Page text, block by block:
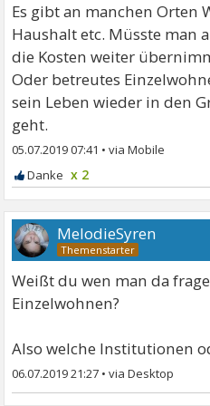
Es gibt an manchen Orten
Haushalt etc. Müsste man
die Kosten weiter
Oder betreutes
sein Leben wieder in den
geht.
05.07.2019 07:41 •
x 2
MelodieSyren
Weißt du wen man da
Einzelwohnen?
Also welche Institutionen
06.07.2019 21:27 •